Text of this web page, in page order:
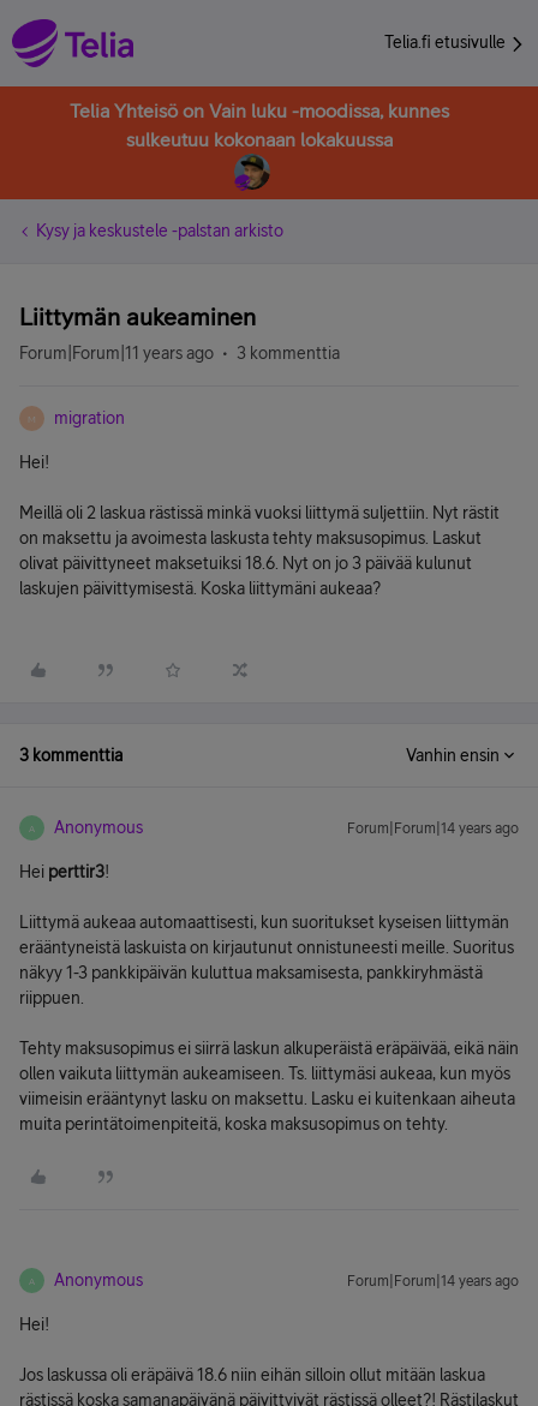
Telia.fi etusivulle
Telia Yhteisö on Vain luku -moodissa, kunnes
sulkeutuu kokonaan lokakuussa
Kysy ja keskustele -palstan arkisto
Liittymän aukeaminen
Forum|Forum|11 years ago 3 kommenttia
M migration
Hei!
Meillä oli 2 laskua rästissä minkä vuoksi liittymä suljettiin. Nyt rästit
on maksettu ja avoimesta laskusta tehty maksusopimus. Laskut
olivat päivittyneet maksetuiksi 18.6. Nyt on jo 3 päivää kulunut
laskujen päivittymisestä. Koska liittymäni aukeaa?
3 kommenttia Vanhin ensin
A Anonymous Forum|Forum|14 years ago
Hei perttir3!
Liittymä aukeaa automaattisesti, kun suoritukset kyseisen liittymän
erääntyneistä laskuista on kirjautunut onnistuneesti meille. Suoritus
näkyy 1-3 pankkipäivän kuluttua maksamisesta, pankkiryhmästä
riippuen.
Tehty maksusopimus ei siirrä laskun alkuperäistä eräpäivää, eikä näin
ollen vaikuta liittymän aukeamiseen. Ts. liittymäsi aukeaa, kun myös
viimeisin erääntynyt lasku on maksettu. Lasku ei kuitenkaan aiheuta
muita perintätoimenpiteitä, koska maksusopimus on tehty.
A Anonymous Forum|Forum|14 years ago
Hei!
Jos laskussa oli eräpäivä 18.6 niin eihän silloin ollut mitään laskua
rästissä koska samanapäivänä päivittyivät rästissä olleet?! Rästilaskut